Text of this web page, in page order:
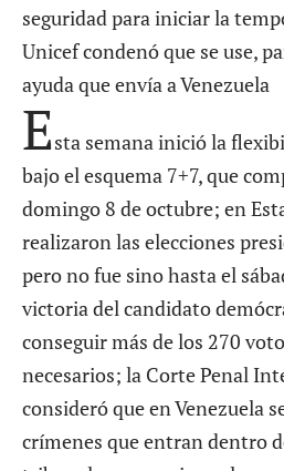
seguridad para iniciar la
Unicef condenó que se use,
ayuda que envía a Venezuela
Esta semana inició la
bajo el esquema 7+7, que
domingo 8 de octubre; en
realizaron las elecciones
pero no fue sino hasta el
victoria del candidato
conseguir más de los 270
necesarios; la Corte Penal
consideró que en Venezuela
crímenes que entran dentro